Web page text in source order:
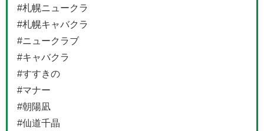
#札幌ニュークラ
#札幌キャバクラ
#ニュークラブ
#キャバクラ
#すすきの
#マナー
#朝陽凪
#仙道千晶